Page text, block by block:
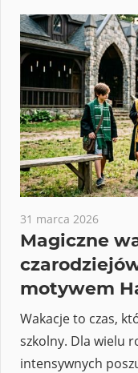
31 marca 2026
Magiczne
motywem
Wakacje to czas,
szkolny. Dla wielu
intensywnych